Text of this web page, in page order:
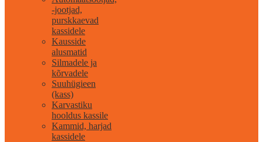
-jootjad,
purskkaevad
kassidele
Kausside
alusmatid
Silmadele ja
kõrvadele
Suuhügieen
(kass)
Karvastiku
hooldus kassile
Kammid, harjad
kassidele